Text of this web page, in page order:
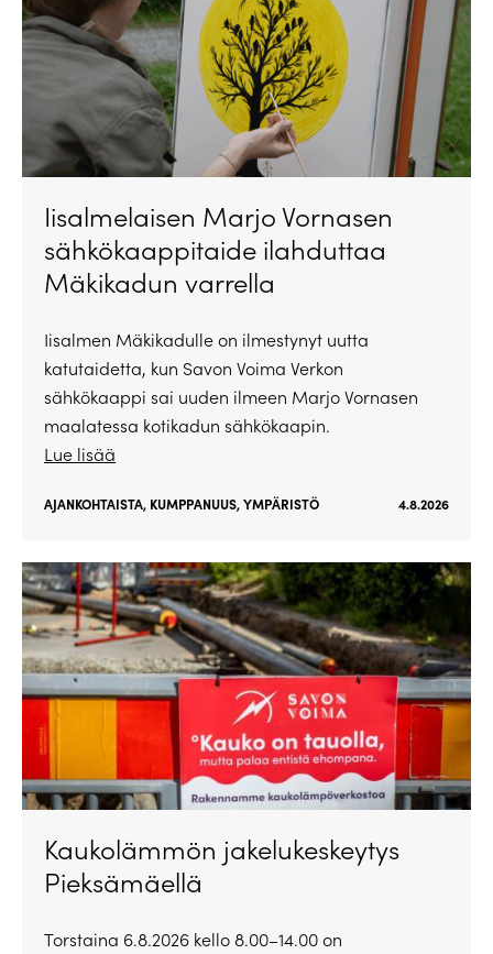
Iisalmelaisen Marjo Vornasen
sähkökaappitaide ilahduttaa
Mäkikadun varrella
Iisalmen Mäkikadulle on ilmestynyt uutta
katutaidetta, kun Savon Voima Verkon
sähkökaappi sai uuden ilmeen Marjo Vornasen
maalatessa kotikadun sähkökaapin.
Lue lisää
AJANKOHTAISTA, KUMPPANUUS,YMPÄRISTÖ 4.8.2026
Kaukolämmön jakelukeskeytys
Pieksämäellä
Torstaina 6.8.2026 kello 8.00–14.00 on